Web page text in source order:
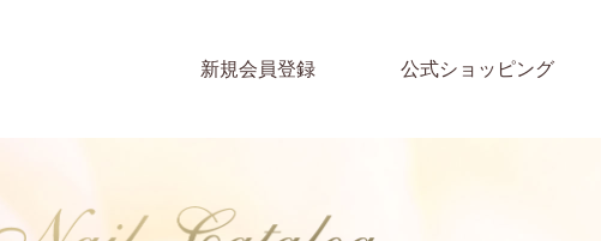
新規会員登録 公式ショッピング